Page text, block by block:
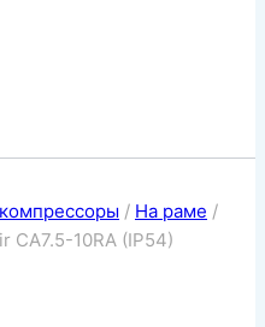
/ На раме /
CA7.5-10RA (IP54)